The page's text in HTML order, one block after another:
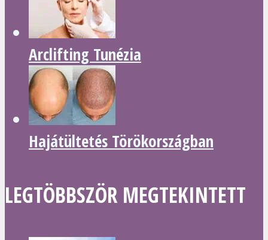
Arclifting Tunézia
Hajátültetés Törökországban
LEGTÖBBSZÖR MEGTEKINTETT